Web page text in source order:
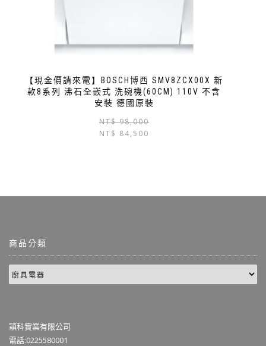
【現金價請來電】BOSCH博西 SMV8ZCX00X 新
款8系列 沸石全嵌式 洗碗機(60CM) 110V 不含
安裝 德國原裝
NT$98,000
NT$ 84,500
商品分類
穎科實業有限公司
電話:0225580001